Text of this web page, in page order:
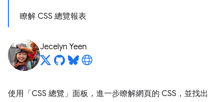
瞭解 CSS 總覽報表
Jecelyn Yeen
使用「CSS 總覽」 面板，進一步瞭解網頁的 CSS，並找出